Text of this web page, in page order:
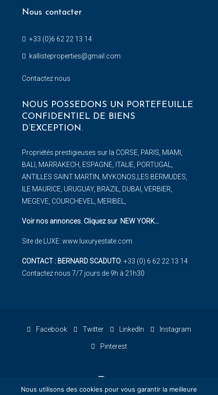
Nous contacter
+33 (0)6 62 22 13 14
kallisteproperties@gmail.com
Contactez nous
NOUS POSSEDONS UN PORTEFEUILLE
CONFIDENTIEL DE BIENS
D’EXCEPTION.
Propriétés prestigieuses sur la CORSE, PARIS, MIAMI,
BALI, MARRAKECH, ESPAGNE, ITALIE, PORTUGAL,
ANTILLES SAINT MARTIN, MYKONOS,LES BERMUDES,
ILE MAURICE, URUGUAY, BRAZIL, DUBAI, VERBIER,
MEGEVE, COURCHEVEL, MERIBEL,
Voir nos annonces. Cliquez sur NEW YORK…
Site de LUXE: www.luxuryestate.com
CONTACT : BERNARD SCADUTO: +33 (0) 6 62 22 13 14
Contactez nous 7/7 jours de 9h à 21h30
Facebook Twitter LinkedIn Instagram
Pinterest
Nous utilisons des cookies pour vous garantir la meilleure